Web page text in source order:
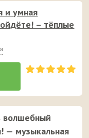
и умная
– тёплые
волшебный
— музыкальная